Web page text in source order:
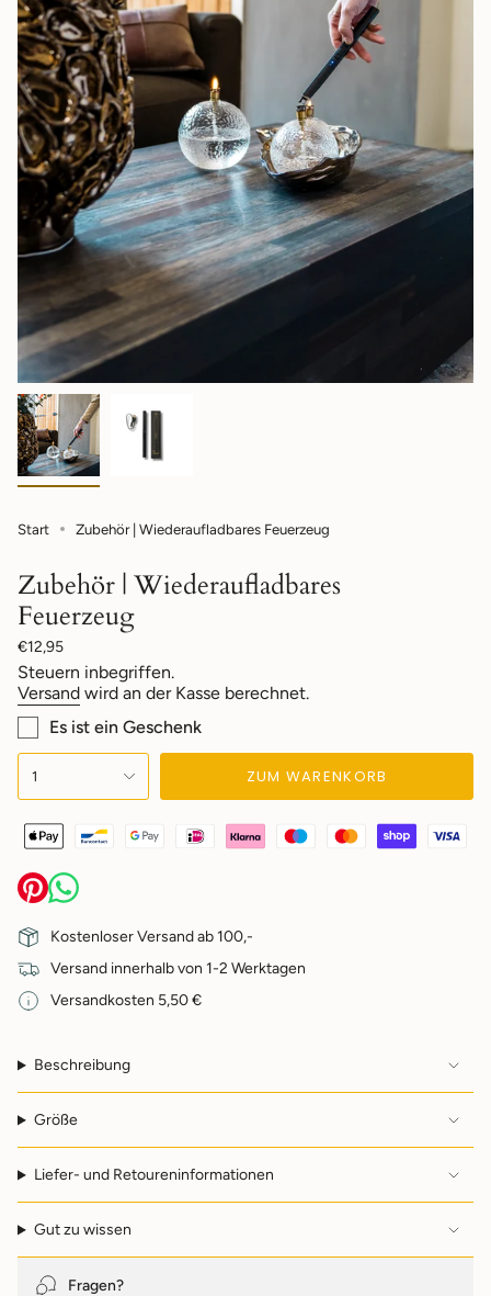
Start Zubehör | Wiederaufladbares Feuerzeug
Zubehör | Wiederaufladbares
Feuerzeug
Regulärer
Preis
€12,95
Steuern inbegriffen.
Versand wird an der Kasse berechnet.
Es ist ein Geschenk
{"in_cart_html"=>"
<span
class=\"quantity-
cart\">
{{
}}
</span>
im
Warenkorb",
"decrease"=>"Menge
für
{{
verringern",
"multiples_of"=>"Schritte
von
}}",
"minimum_of"=>"Minimum
von
{{
quantity
}}",
1 ZUM WARENKORB
Kostenloser Versand ab 100,-
Versand innerhalb von 1-2 Werktagen
Versandkosten 5,50 €
Beschreibung
Größe
Liefer- und Retoureninformationen
Gut zu wissen
Fragen?